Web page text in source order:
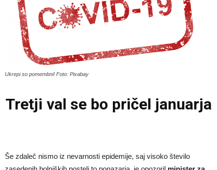
Ukrepi so pomembni! Foto: Pixabay
Tretji val se bo pričel januarja
Še zdaleč nismo iz nevarnosti epidemije, saj visoko število